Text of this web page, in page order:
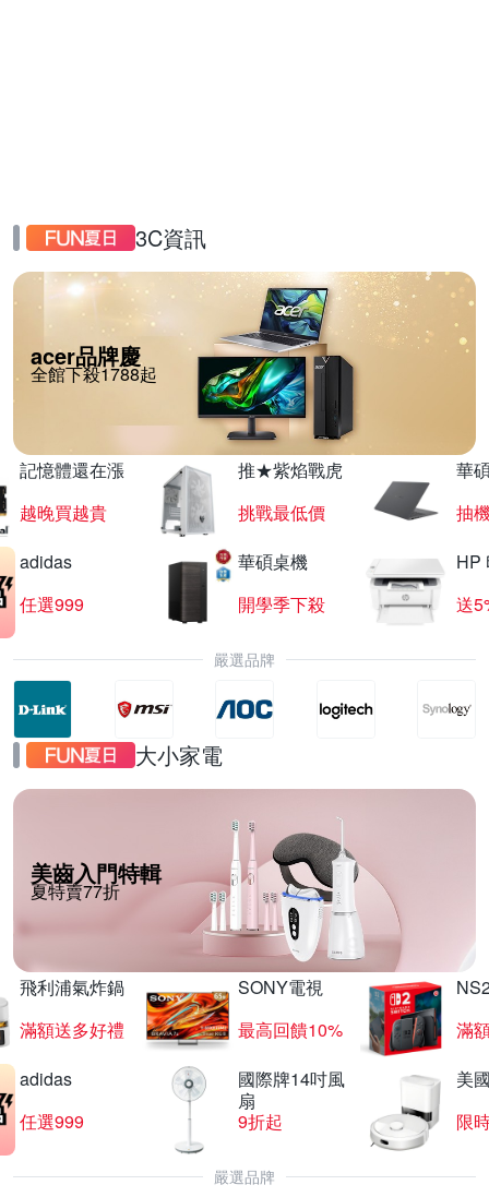
3C資訊
acer品牌慶
全館下殺1788起
記憶體還在漲
越晚買越貴
推★紫焰戰虎
挑戰最低價
華
抽
adidas
任選999
華碩桌機
開學季下殺
HP
送
嚴選品牌
大小家電
美齒入門特輯
夏特賣77折
飛利浦氣炸鍋
滿額送多好禮
SONY電視
最高回饋10%
滿
adidas
任選999
國際牌14吋風
扇
9折起
美
限
嚴選品牌